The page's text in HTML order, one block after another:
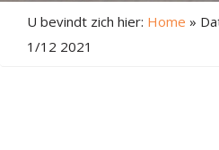
U bevindt zich hier: Home »
1/12 2021